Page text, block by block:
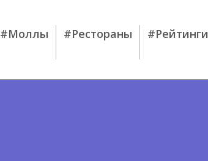
#Моллы #Рестораны #Рейтинги